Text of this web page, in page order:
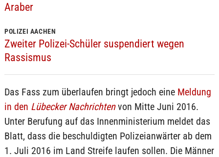
Araber
POLIZEI AACHEN
Zweiter Polizei-Schüler suspendiert wegen
Rassismus
Das Fass zum überlaufen bringt jedoch eine Meldung
in den Lübecker Nachrichtenvon Mitte Juni 2016.
Unter Berufung auf das Innenministerium meldet das
Blatt, dass die beschuldigten Polizeianwärter ab dem
1. Juli 2016 im Land Streife laufen sollen. Die Männer